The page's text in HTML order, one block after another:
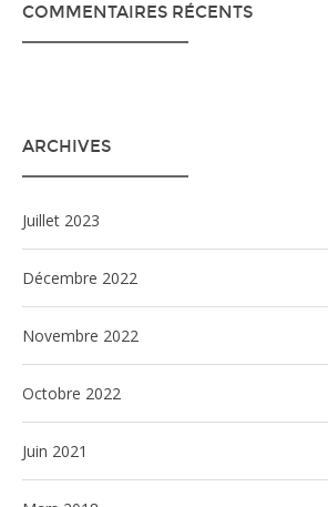
COMMENTAIRES RÉCENTS
ARCHIVES
juillet 2023
décembre 2022
novembre 2022
octobre 2022
juin 2021